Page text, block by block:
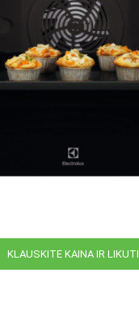
KLAUSKITE KAINA IR LIKUTI